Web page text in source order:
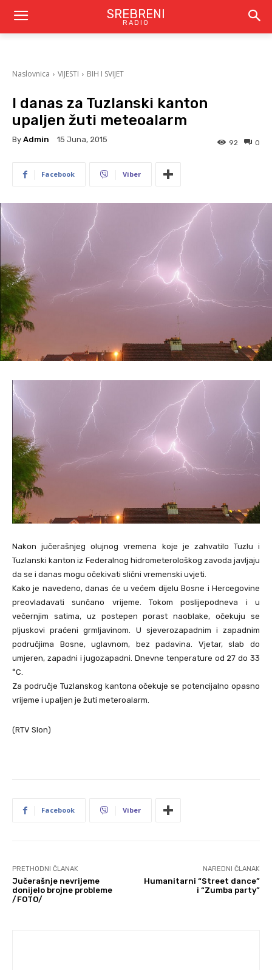
SREBRENI
RADIO
Naslovnica VIJESTI BIH I SVIJET
I danas za Tuzlanski kanton
upaljen žuti meteoalarm
By Admin 15 Juna, 2015 0
92
Facebook Viber
Nakon jučerašnjeg olujnog vremena koje je zahvatilo Tuzlu i
Tuzlanski kanton iz Federalnog hidrometerološkog zavoda javljaju
da se i danas mogu očekivati slični vremenski uvjeti.
Kako je navedeno, danas će u većem dijelu Bosne i Hercegovine
preovladavati sunčano vrijeme. Tokom poslijepodneva i u
večernjim satima, uz postepen porast naoblake, očekuju se
pljuskovi praćeni grmljavinom. U sjeverozapadnim i zapadnim
područjima Bosne, uglavnom, bez padavina. Vjetar, slab do
umjeren, zapadni i jugozapadni. Dnevne tenperature od 27 do 33
°C.
Za područje Tuzlanskog kantona očekuje se potencijalno opasno
vrijeme i upaljen je žuti meteroalarm.
(RTV Slon)
Facebook Viber
PRETHODNI ČLANAK
Jučerašnje nevrijeme
donijelo brojne probleme
/FOTO/
NAREDNI ČLANAK
Humanitarni “Street dance”
i “Zumba party”